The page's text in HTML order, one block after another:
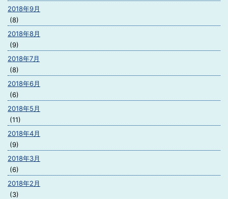
2018年9月
(8)
2018年8月
(9)
2018年7月
(8)
2018年6月
(6)
2018年5月
(11)
2018年4月
(9)
2018年3月
(6)
2018年2月
(3)